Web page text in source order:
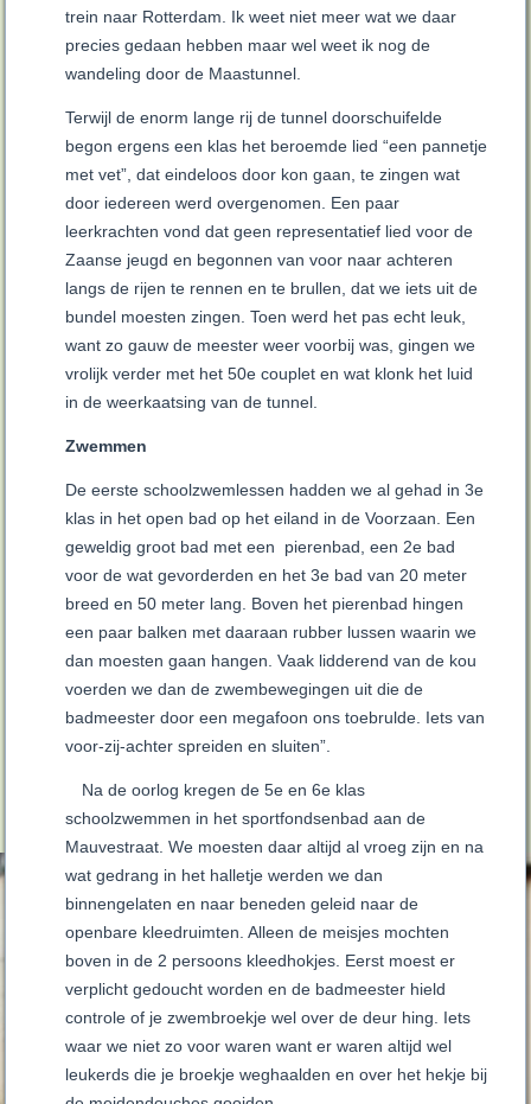
trein naar Rotterdam. Ik weet niet meer wat we daar
precies gedaan hebben maar wel weet ik nog de
wandeling door de Maastunnel.
Terwijl de enorm lange rij de tunnel doorschuifelde
begon ergens een klas het beroemde lied “een pannetje
met vet”, dat eindeloos door kon gaan, te zingen wat
door iedereen werd overgenomen. Een paar
leerkrachten vond dat geen representatief lied voor de
Zaanse jeugd en begonnen van voor naar achteren
langs de rijen te rennen en te brullen, dat we iets uit de
bundel moesten zingen. Toen werd het pas echt leuk,
want zo gauw de meester weer voorbij was, gingen we
vrolijk verder met het 50e couplet en wat klonk het luid
in de weerkaatsing van de tunnel.
Zwemmen
De eerste schoolzwemlessen hadden we al gehad in 3e
klas in het open bad op het eiland in de Voorzaan. Een
geweldig groot bad met een pierenbad, een 2e bad
voor de wat gevorderden en het 3e bad van 20 meter
breed en 50 meter lang. Boven het pierenbad hingen
een paar balken met daaraan rubber lussen waarin we
dan moesten gaan hangen. Vaak lidderend van de kou
voerden we dan de zwembewegingen uit die de
badmeester door een megafoon ons toebrulde. Iets van
voor-zij-achter spreiden en sluiten”.
Na de oorlog kregen de 5e en 6e klas
schoolzwemmen in het sportfondsenbad aan de
Mauvestraat. We moesten daar altijd al vroeg zijn en na
wat gedrang in het halletje werden we dan
binnengelaten en naar beneden geleid naar de
openbare kleedruimten. Alleen de meisjes mochten
boven in de 2 persoons kleedhokjes. Eerst moest er
verplicht gedoucht worden en de badmeester hield
controle of je zwembroekje wel over de deur hing. Iets
waar we niet zo voor waren want er waren altijd wel
leukerds die je broekje weghaalden en over het hekje bij